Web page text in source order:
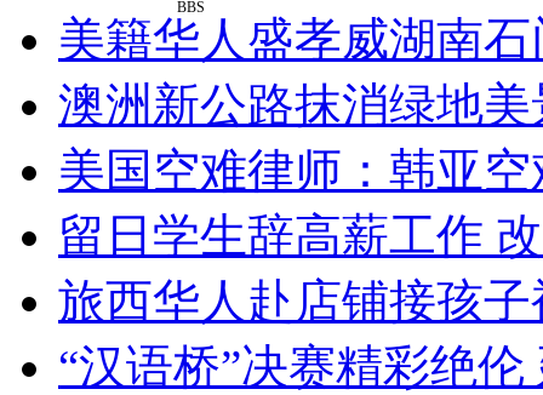
美籍华人盛孝威湖南
澳洲新公路抹消绿地
美国空难律师：韩亚
留日学生辞高薪工作
旅西华人赴店铺接孩
“汉语桥”决赛精彩绝